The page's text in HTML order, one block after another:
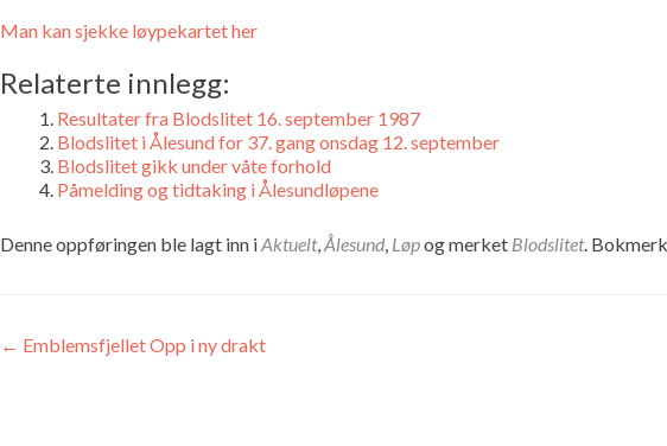
Man kan sjekke løypekartet her
Relaterte innlegg:
Resultater fra Blodslitet 16. september 1987
Blodslitet i Ålesund for 37. gang onsdag 12. september
Blodslitet gikk under våte forhold
Påmelding og tidtaking i Ålesundløpene
Denne oppføringen ble lagt inn iAktuelt,Ålesund, Løpog merket Blodslitet. Bokmerk
Innleggsnavigasjon
← Emblemsfjellet Opp i ny drakt